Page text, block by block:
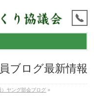
ブログ最新情報
）ヤング部会ブログ »